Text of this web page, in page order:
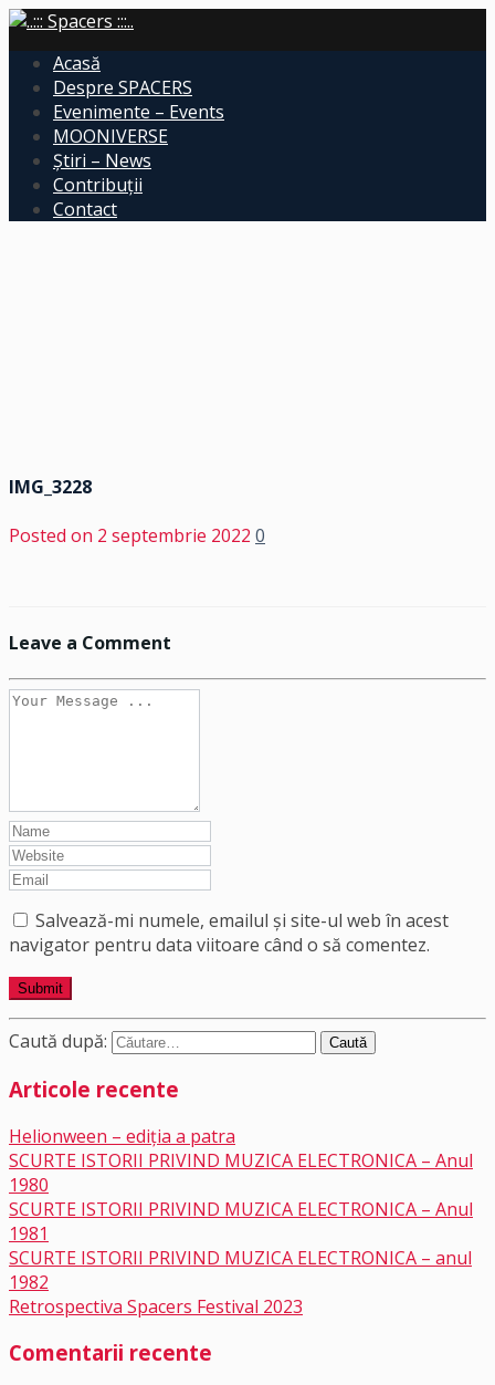
Acasă
Despre SPACERS
Evenimente – Events
MOONIVERSE
Știri – News
Contribuții
Contact
IMG_3228
Posted on 2 septembrie 2022 0
Leave a Comment
Salvează-mi numele, emailul și site-ul web în acest
navigator pentru data viitoare când o să comentez.
Caută după:
Articole recente
Helionween – ediția a patra
SCURTE ISTORII PRIVIND MUZICA ELECTRONICA – Anul
1980
SCURTE ISTORII PRIVIND MUZICA ELECTRONICA – Anul
1981
SCURTE ISTORII PRIVIND MUZICA ELECTRONICA – anul
1982
Retrospectiva Spacers Festival 2023
Comentarii recente